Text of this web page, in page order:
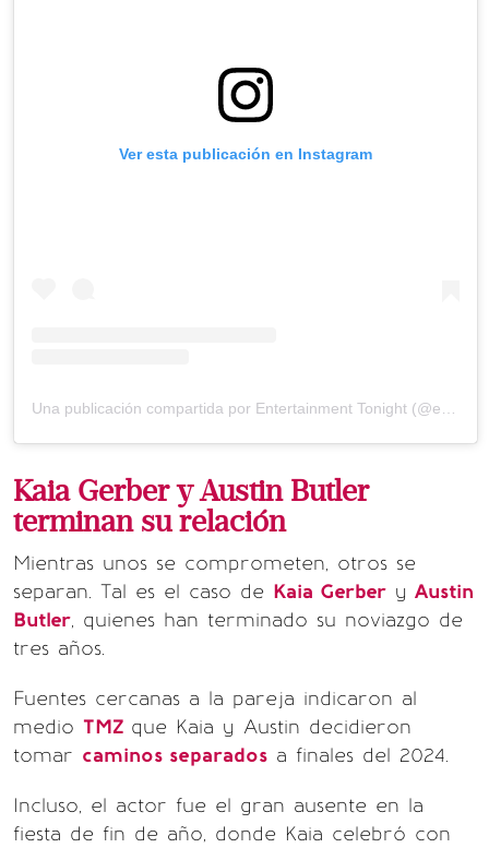
Ver esta publicación en Instagram
Kaia Gerber y Austin Butler
terminan su relación
Mientras unos se comprometen, otros se
separan. Tal es el caso de Kaia Gerber y Austin
Butler, quienes han terminado su noviazgo de
tres años.
Fuentes cercanas a la pareja indicaron al
medio TMZ que Kaia y Austin decidieron
tomar caminos separados a finales del 2024.
Incluso, el actor fue el gran ausente en la
fiesta de fin de año, donde Kaia celebró con